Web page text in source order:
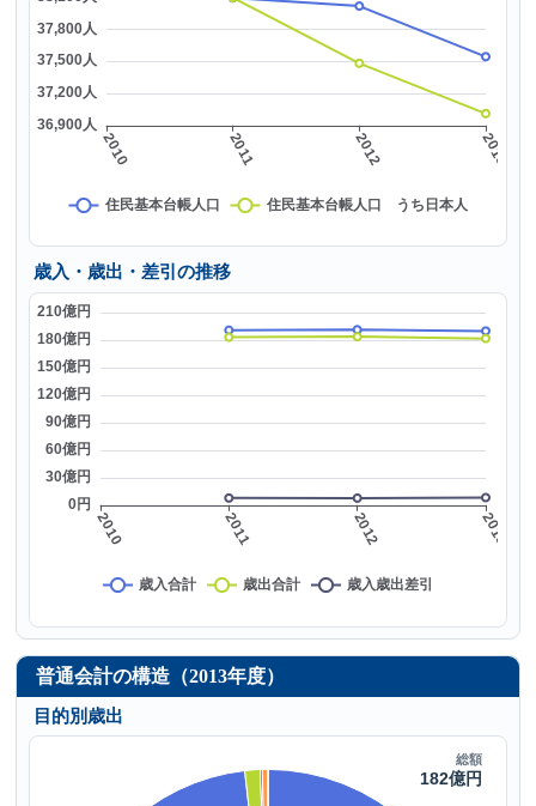
歳入・歳出・差引の推移
普通会計の構造（2013年度）
目的別歳出